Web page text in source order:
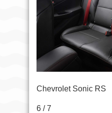
Chevrolet Sonic RS
6 / 7